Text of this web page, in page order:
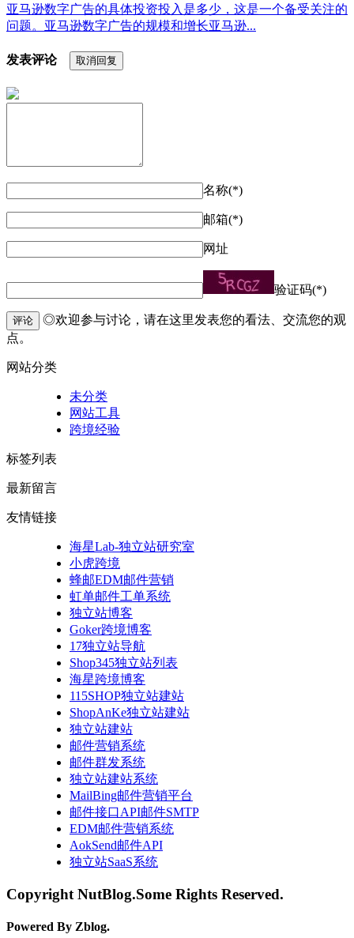
亚马逊数字广告的具体投资投入是多少，这是一个备受关注的
问题。亚马逊数字广告的规模和增长亚马逊...
发表评论 取消回复
名称(*)
邮箱(*)
网址
验证码(*)
评论
◎欢迎参与讨论，请在这里发表您的看法、交流您的观
点。
网站分类
未分类
网站工具
跨境经验
标签列表
最新留言
友情链接
海星Lab-独立站研究室
小虎跨境
蜂邮EDM邮件营销
虹单邮件工单系统
独立站博客
Goker跨境博客
17独立站导航
Shop345独立站列表
海星跨境博客
115SHOP独立站建站
ShopAnKe独立站建站
独立站建站
邮件营销系统
邮件群发系统
独立站建站系统
MailBing邮件营销平台
邮件接口API邮件SMTP
EDM邮件营销系统
AokSend邮件API
独立站SaaS系统
Copyright NutBlog.Some Rights Reserved.
Powered By Zblog.